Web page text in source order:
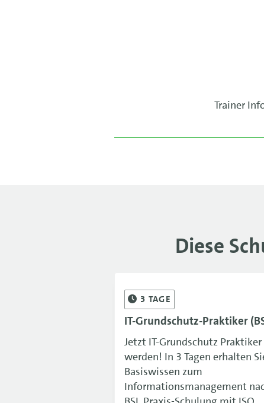
Trainer
Diese
3 TAGE
IT-Grundschutz-Praktiker
Jetzt IT-Grundschutz Praktiker
werden! In 3 Tagen erhalten
Basiswissen zum
Informationsmanagement